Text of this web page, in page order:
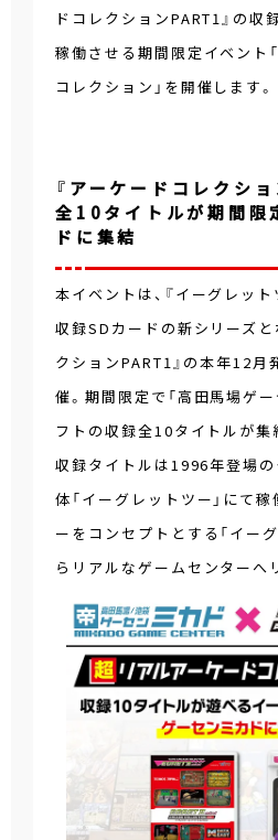
ドコレクションPART1』の収
稼働させる期間限定イベント
コレクション」を開催します。
『アーケードコレクシ
全10タイトルが期間限
ドに集結
本イベントは、『イーグレッ
収録SDカードの新シリーズと
クションPART1』の本年12月
催。期間限定で「高田馬場ゲー
フトの収録全10タイトルが集
収録タイトルは1996年登場
体「イーグレットツー」にて
ーをコンセプトとする「イー
らリアルなゲームセンターへ